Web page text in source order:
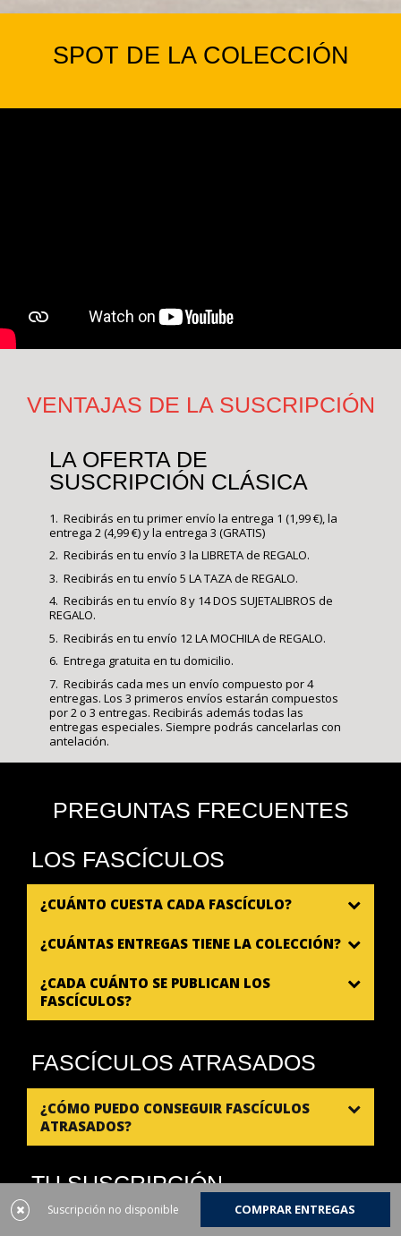
SPOT DE LA COLECCIÓN
VENTAJAS DE LA SUSCRIPCIÓN
LA OFERTA DE
SUSCRIPCIÓN CLÁSICA
1. Recibirás en tu primer envío la entrega 1 (1,99 €), la
entrega 2 (4,99 €) y la entrega 3 (GRATIS)
2. Recibirás en tu envío 3 la LIBRETA de REGALO.
3. Recibirás en tu envío 5 LA TAZA de REGALO.
4. Recibirás en tu envío 8 y 14 DOS SUJETALIBROS de
REGALO.
5. Recibirás en tu envío 12 LA MOCHILA de REGALO.
6. Entrega gratuita en tu domicilio.
7. Recibirás cada mes un envío compuesto por 4
entregas. Los 3 primeros envíos estarán compuestos
por 2 o 3 entregas. Recibirás además todas las
entregas especiales. Siempre podrás cancelarlas con
antelación.
PREGUNTAS FRECUENTES
LOS FASCÍCULOS
¿CUÁNTO CUESTA CADA FASCÍCULO?
¿CUÁNTAS ENTREGAS TIENE LA COLECCIÓN?
¿CADA CUÁNTO SE PUBLICAN LOS
FASCÍCULOS?
FASCÍCULOS ATRASADOS
¿CÓMO PUEDO CONSEGUIR FASCÍCULOS
ATRASADOS?
TU SUSCRIPCIÓN
¿QUÉ REGALOS RECIBIRÉ CUANDO ME
Suscripción no disponible COMPRAR ENTREGAS